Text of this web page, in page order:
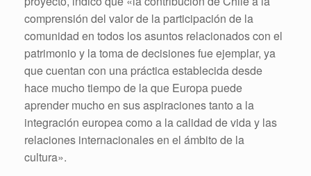
comprensión del valor de la participación de la
comunidad en todos los asuntos relacionados con el
patrimonio y la toma de decisiones fue ejemplar, ya
que cuentan con una práctica establecida desde
hace mucho tiempo de la que Europa puede
aprender mucho en sus aspiraciones tanto a la
integración europea como a la calidad de vida y las
relaciones internacionales en el ámbito de la
cultura».